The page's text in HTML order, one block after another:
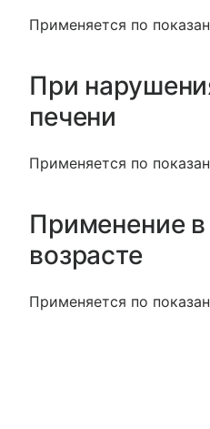
Применяется по
При
печени
Применяется по
Применение
возрасте
Применяется по